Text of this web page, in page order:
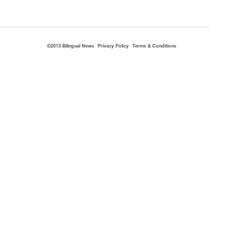
©2013 Bilingual News Privacy Policy Terms & Conditions